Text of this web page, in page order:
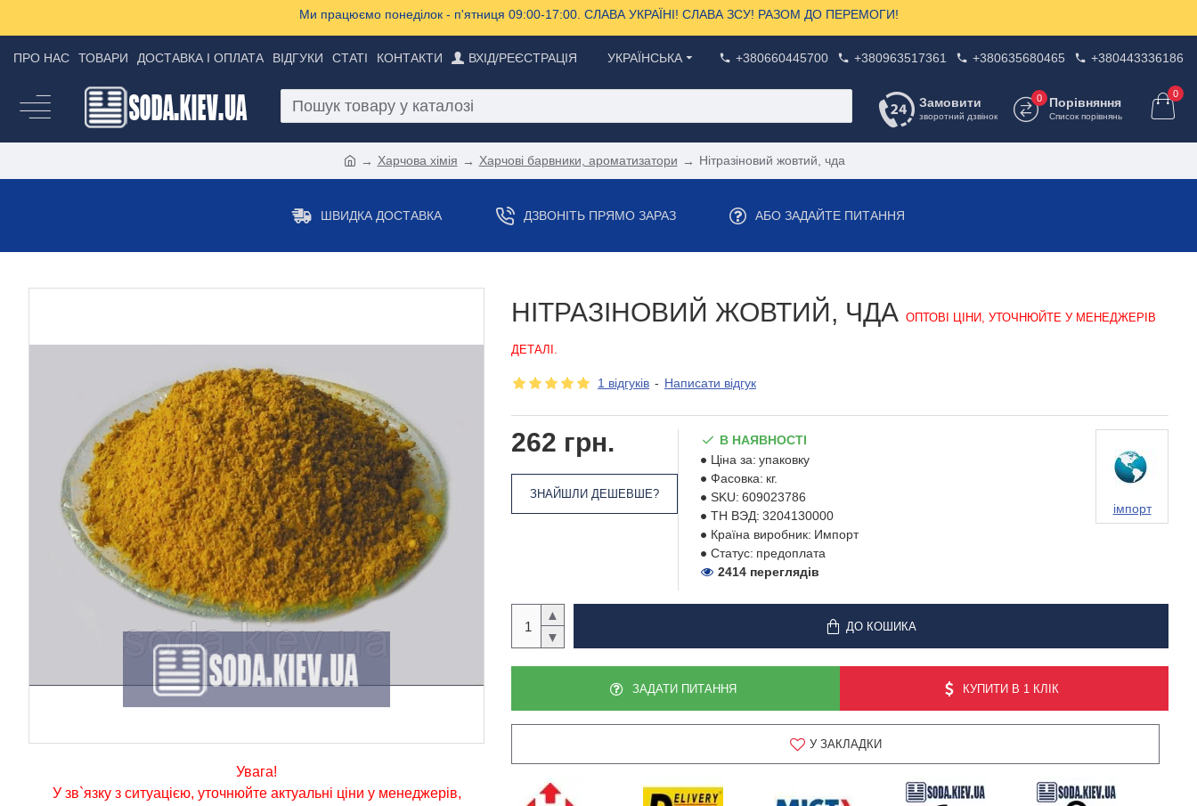
Ми працюємо понеділок - п'ятниця 09:00-17:00. СЛАВА УКРАЇНІ! СЛАВА ЗСУ! РАЗОМ ДО ПЕРЕМОГИ!
ПРО НАС ТОВАРИ ДОСТАВКА І ОПЛАТА ВІДГУКИ СТАТІ КОНТАКТИ ВХІД/РЕЄСТРАЦІЯ УКРАЇНСЬКА +380660445700 +380963517361 +380635680465 +380443336186
Замовити
зворотний дзвінок
Порівняння
Список порівнянь
0 0
Харчова хімія Харчові барвники, ароматизатори Нітразіновий жовтий, чда
ШВИДКА ДОСТАВКА ДЗВОНІТЬ ПРЯМО ЗАРАЗ АБО ЗАДАЙТЕ ПИТАННЯ
Увага!
У зв`язку з ситуацією, уточнюйте актуальні ціни у менеджерів,
НІТРАЗІНОВИЙ ЖОВТИЙ, ЧДА ОПТОВІ ЦІНИ, УТОЧНЮЙТЕ У МЕНЕДЖЕРІВ
ДЕТАЛІ.
1 відгуків - Написати відгук
262 грн.
ЗНАЙШЛИ ДЕШЕВШЕ?
В НАЯВНОСТІ
Ціна за: упаковку
Фасовка: кг.
SKU: 609023786
ТН ВЭД: 3204130000
Країна виробник: Импорт
Статус: предоплата
імпорт
2414 переглядів
▲
▼
ДО КОШИКА
ЗАДАТИ ПИТАННЯ КУПИТИ В 1 КЛІК
У ЗАКЛАДКИ